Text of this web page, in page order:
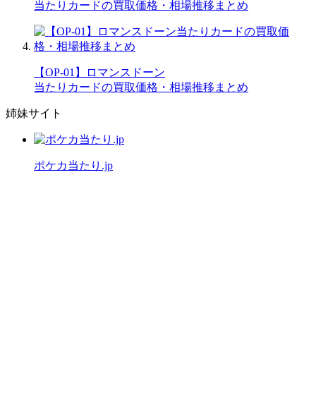
当たりカードの買取価格・相場推移まとめ
【OP-01】ロマンスドーン
当たりカードの買取価格・相場推移まとめ
姉妹サイト
ポケカ当たり.jp